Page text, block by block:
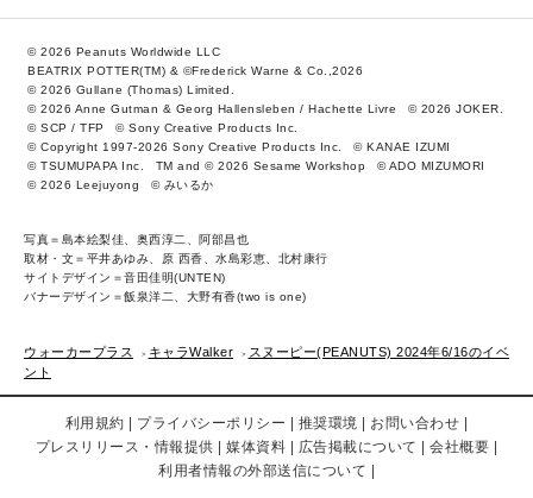
© 2026 Peanuts Worldwide LLC
BEATRIX POTTER(TM) & ©Frederick Warne & Co.,2026
© 2026 Gullane (Thomas) Limited.
© 2026 Anne Gutman & Georg Hallensleben / Hachette Livre
© 2026 JOKER.
© SCP / TFP
© Sony Creative Products Inc.
© Copyright 1997-2026 Sony Creative Products Inc.
© KANAE IZUMI
© TSUMUPAPA Inc.
TM and © 2026 Sesame Workshop
© ADO MIZUMORI
© 2026 Leejuyong
© みいるか
写真＝島本絵梨佳、奥西淳二、阿部昌也
取材・文＝平井あゆみ、原 西香、水島彩恵、北村康行
サイトデザイン＝音田佳明(UNTEN)
バナーデザイン＝飯泉洋二、大野有香(two is one)
ウォーカープラス キャラWalker
スヌーピー(PEANUTS) 2024年6/16のイベ
ント
利用規約 プライバシーポリシー 推奨環境
お問い合わせ
プレスリリース・情報提供
媒体資料 広告掲載について
会社概要
利用者情報の外部送信について